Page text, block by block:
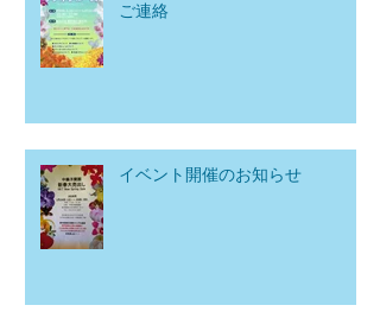
ご連絡
イベント開催のお知らせ